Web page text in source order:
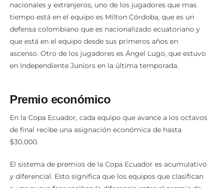
nacionales y extranjeros, uno de los jugadores que mas
tiempo está en el equipo es Milton Córdoba, que es un
defensa colombiano que es nacionalizado ecuatoriano y
que está en el equipo desde sus primeros años en
ascenso. Otro de los jugadores es Ángel Lugo, que estuvo
en Independiente Juniors en la última temporada.
Premio económico
En la Copa Ecuador, cada equipo que avance a los octavos
de final recibe una asignación económica de hasta
$30.000.
El sistema de premios de la Copa Ecuador es acumulativo
y diferencial. Esto significa que los equipos que clasifican